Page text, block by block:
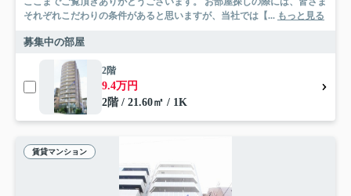
それぞれこだわりの条件があると思いますが、当社では【... もっと見る
募集中の部屋
2階
9.4万円
2階 / 21.60㎡ / 1K
賃貸マンション